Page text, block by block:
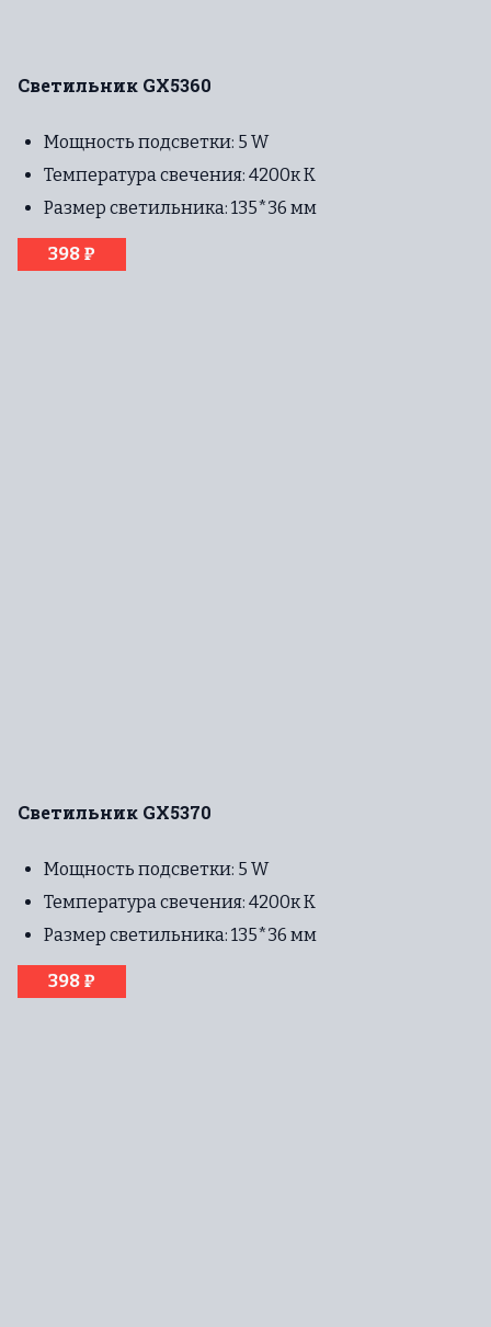
Светильник GX5360
Мощность подсветки: 5 W
Температура свечения: 4200к К
Размер светильника: 135*36 мм
398 ₽
Светильник GX5370
Мощность подсветки: 5 W
Температура свечения: 4200к К
Размер светильника: 135*36 мм
398 ₽